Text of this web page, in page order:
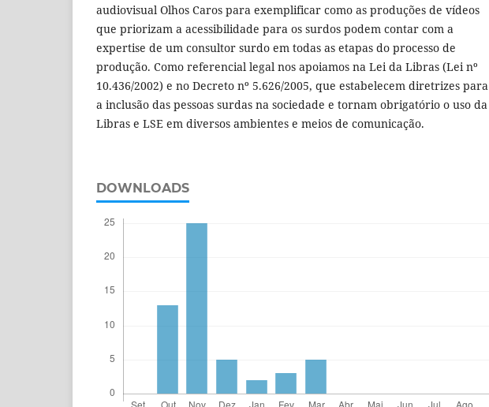
audiovisual Olhos Caros para exemplificar como as produções de vídeos
que priorizam a acessibilidade para os surdos podem contar com a
expertise de um consultor surdo em todas as etapas do processo de
produção. Como referencial legal nos apoiamos na Lei da Libras (Lei nº
10.436/2002) e no Decreto nº 5.626/2005, que estabelecem diretrizes para
a inclusão das pessoas surdas na sociedade e tornam obrigatório o uso da
Libras e LSE em diversos ambientes e meios de comunicação.
DOWNLOADS